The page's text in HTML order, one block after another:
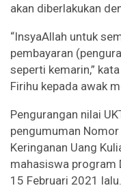
akan diberlakukan
“InsyaAllah untuk
pembayaran
seperti kemarin,”
Firihu kepada awak
Pengurangan nilai
pengumuman
Keringanan Uang
mahasiswa program
15 Februari 2021 lalu.